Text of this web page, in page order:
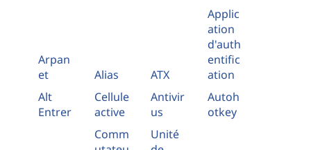
Arpan
et
Alias ATX
Applic
ation
d'auth
entific
ation
Alt
Entrer
Cellule
active
Antivir
us
Autoh
otkey
Comm
Unité